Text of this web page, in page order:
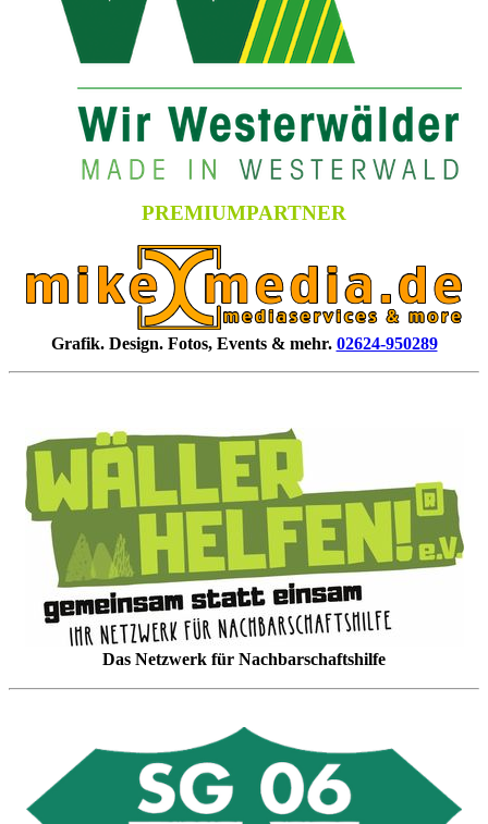
PREMIUMPARTNER
Grafik. Design. Fotos, Events & mehr. 02624-950289
Das Netzwerk für Nachbarschaftshilfe